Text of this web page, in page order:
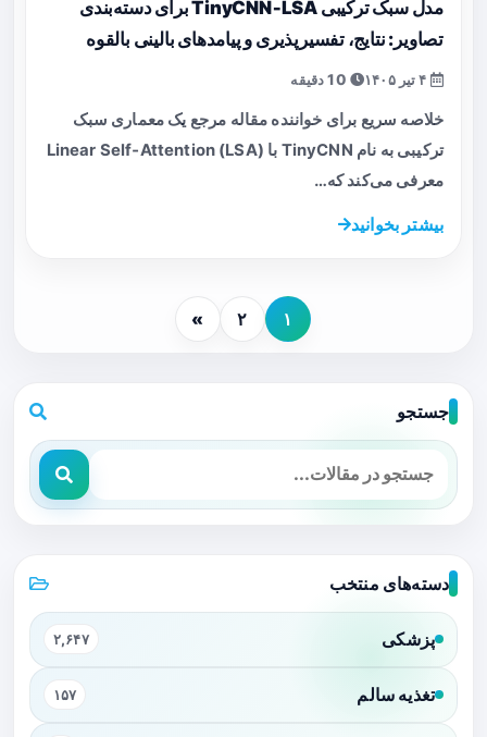
مدل سبک ترکیبی TinyCNN‑LSA برای دسته‌بندی
تصاویر: نتایج، تفسیرپذیری و پیامدهای بالینی بالقوه
خلاصه سریع برای خواننده مقاله مرجع یک معماری سبک
ترکیبی به نام TinyCNN با Linear Self‑Attention (LSA)
معرفی می‌کند که…
بیشتر بخوانید
۱ ۲ »
جستجو
دسته‌های منتخب
پزشکی ۲,۶۴۷
تغذیه سالم ۱۵۷